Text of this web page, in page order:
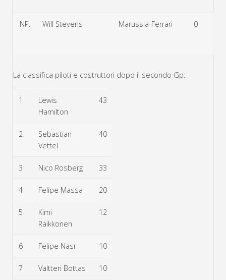
NP. Will Stevens Marussia-Ferrari 0
La classifica piloti e costruttori dopo il secondo Gp:
1
Lewis
Hamilton
43
2
Sebastian
Vettel
40
3 Nico Rosberg 33
4 Felipe Massa 20
5
Kimi
Raikkonen
12
6 Felipe Nasr 10
7 Valtteri Bottas 10